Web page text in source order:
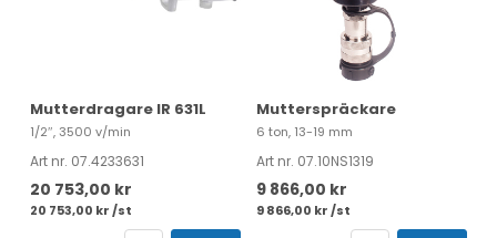
Mutterdragare IR 631L
1/2″, 3500 v/min
Art nr. 07.4233631
20 753,00 kr
20 753,00 kr /st
Mutterspräckare
6 ton, 13-19 mm
Art nr. 07.10NS1319
9 866,00 kr
9 866,00 kr /st